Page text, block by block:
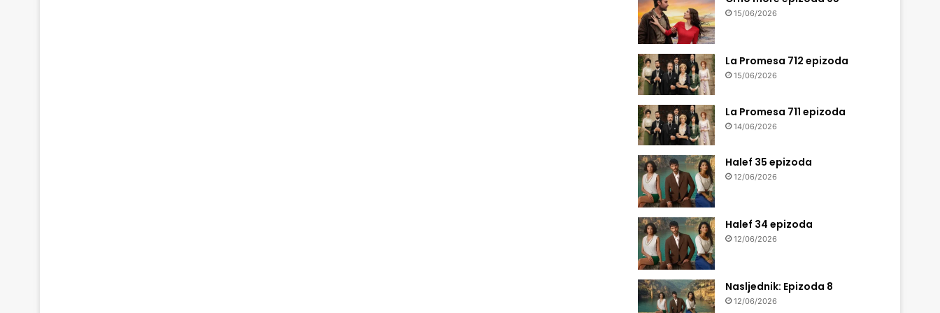
15/06/2026
La Promesa 712 epizoda
15/06/2026
La Promesa 711 epizoda
14/06/2026
Halef 35 epizoda
12/06/2026
Halef 34 epizoda
12/06/2026
Nasljednik: Epizoda 8
12/06/2026